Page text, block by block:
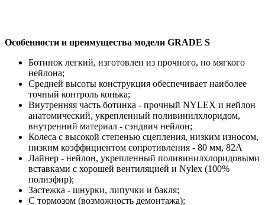
Особенности и преимущества модели GRADE S
Ботинок легкий, изготовлен из прочного, но мягкого
нейлона;
Средней высоты конструкция обеспечивает наиболее
точный контроль конька;
Внутренняя часть ботинка - прочный NYLEX и нейлон
анатомический, укрепленный поливинилхлоридом,
внутренний материал - сэндвич нейлон;
Колеса с высокой степенью сцепления, низким износом,
низким коэффициентом сопротивления - 80 мм, 82A
Лайнер - нейлон, укрепленный поливинилхлоридовыми
вставками с хорошей вентиляцией и Nylex (100%
полиэфир);
Застежка - шнурки, липучки и бакля;
С тормозом (возможность демонтажа);